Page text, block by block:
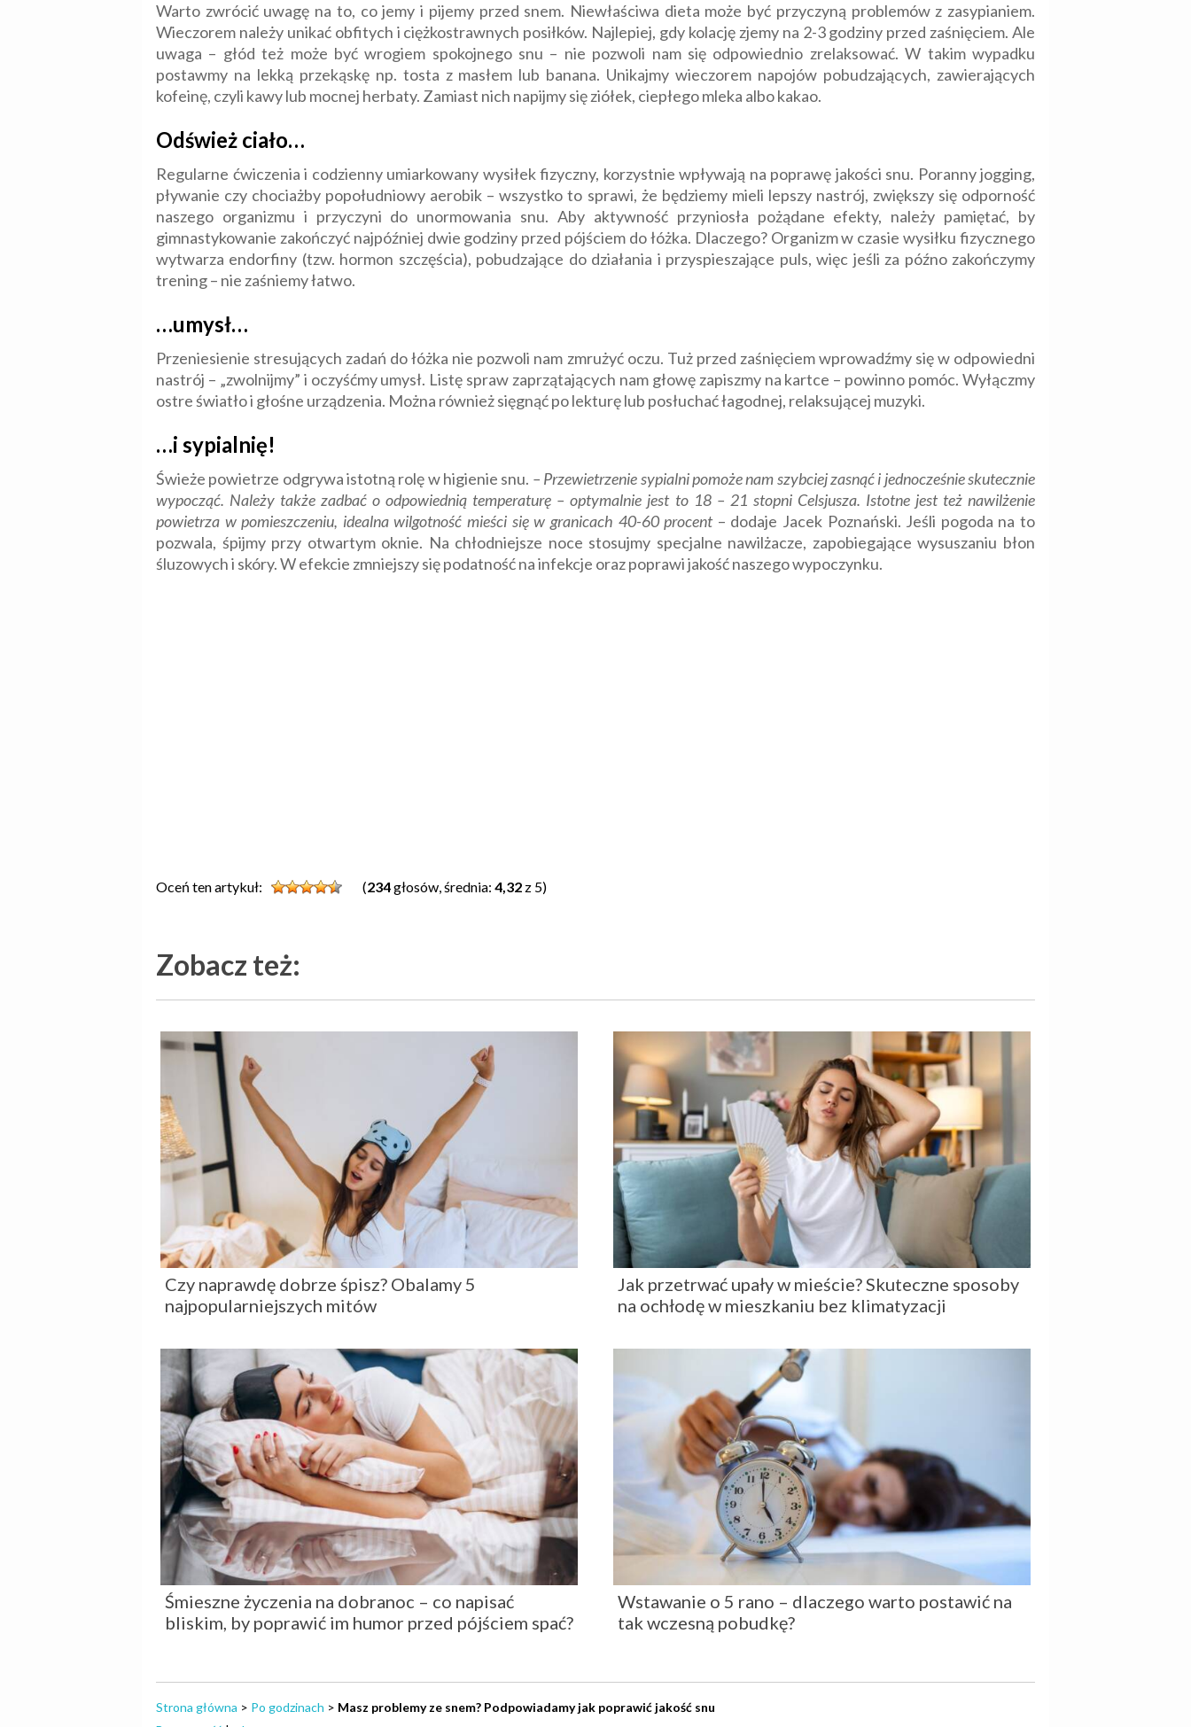
Warto zwrócić uwagę na to, co jemy i pijemy przed snem. Niewłaściwa dieta może być przyczyną problemów z zasypianiem.
Wieczorem należy unikać obfitych i ciężkostrawnych posiłków. Najlepiej, gdy kolację zjemy na 2-3 godziny przed zaśnięciem. Ale
uwaga – głód też może być wrogiem spokojnego snu – nie pozwoli nam się odpowiednio zrelaksować. W takim wypadku
postawmy na lekką przekąskę np. tosta z masłem lub banana. Unikajmy wieczorem napojów pobudzających, zawierających
kofeinę, czyli kawy lub mocnej herbaty. Zamiast nich napijmy się ziółek, ciepłego mleka albo kakao.
Odśwież ciało…
Regularne ćwiczenia i codzienny umiarkowany wysiłek fizyczny, korzystnie wpływają na poprawę jakości snu. Poranny jogging,
pływanie czy chociażby popołudniowy aerobik – wszystko to sprawi, że będziemy mieli lepszy nastrój, zwiększy się odporność
naszego organizmu i przyczyni do unormowania snu. Aby aktywność przyniosła pożądane efekty, należy pamiętać, by
gimnastykowanie zakończyć najpóźniej dwie godziny przed pójściem do łóżka. Dlaczego? Organizm w czasie wysiłku fizycznego
wytwarza endorfiny (tzw. hormon szczęścia), pobudzające do działania i przyspieszające puls, więc jeśli za późno zakończymy
trening – nie zaśniemy łatwo.
…umysł…
Przeniesienie stresujących zadań do łóżka nie pozwoli nam zmrużyć oczu. Tuż przed zaśnięciem wprowadźmy się w odpowiedni
nastrój – „zwolnijmy” i oczyśćmy umysł. Listę spraw zaprzątających nam głowę zapiszmy na kartce – powinno pomóc. Wyłączmy
ostre światło i głośne urządzenia. Można również sięgnąć po lekturę lub posłuchać łagodnej, relaksującej muzyki.
…i sypialnię!
Świeże powietrze odgrywa istotną rolę w higienie snu. – Przewietrzenie sypialni pomoże nam szybciej zasnąć i jednocześnie skutecznie
wypocząć. Należy także zadbać o odpowiednią temperaturę – optymalnie jest to 18 – 21 stopni Celsjusza. Istotne jest też nawilżenie
powietrza w pomieszczeniu, idealna wilgotność mieści się w granicach 40-60 procent – dodaje Jacek Poznański. Jeśli pogoda na to
pozwala, śpijmy przy otwartym oknie. Na chłodniejsze noce stosujmy specjalne nawilżacze, zapobiegające wysuszaniu błon
śluzowych i skóry. W efekcie zmniejszy się podatność na infekcje oraz poprawi jakość naszego wypoczynku.
Oceń ten artykuł: (234głosów, średnia: 4,32 z 5)
Zobacz też:
Czy naprawdę dobrze śpisz? Obalamy 5
najpopularniejszych mitów
Jak przetrwać upały w mieście? Skuteczne sposoby
na ochłodę w mieszkaniu bez klimatyzacji
Śmieszne życzenia na dobranoc – co napisać
bliskim, by poprawić im humor przed pójściem spać?
Wstawanie o 5 rano – dlaczego warto postawić na
tak wczesną pobudkę?
Strona główna > Po godzinach > Masz problemy ze snem? Podpowiadamy jak poprawić jakość snu